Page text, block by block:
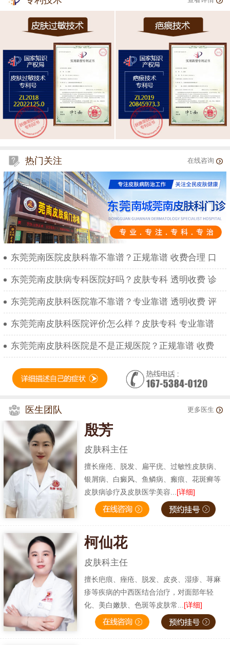
热门关注 在线咨询
东莞莞南医院皮肤科靠不靠谱？正规靠谱 收费合理 口
东莞莞南皮肤病专科医院好吗？皮肤专科 透明收费 诊
东莞莞南皮肤科医院靠不靠谱？专业靠谱 透明收费 评
东莞莞南皮肤科医院评价怎么样？皮肤专科 专业靠谱
东莞莞南皮肤科医院是不是正规医院？正规靠谱 收费
医生团队 更多医生
殷芳
皮肤科主任
擅长痤疮、脱发、扁平疣、过敏性皮肤病、
银屑病、白癜风、鱼鳞病、瘢痕、花斑癣等
皮肤病诊疗及皮肤医学美容... [详细]
柯仙花
皮肤科主任
擅长疤痕、痤疮、脱发、皮炎、湿疹、荨麻
疹等疾病的中西医结合治疗，对面部年轻
化、美白嫩肤、色斑等皮肤常... [详细]